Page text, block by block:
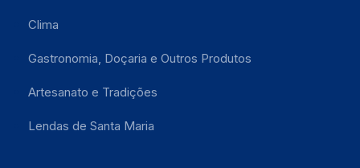
Clima
Gastronomia, Doçaria e Outros Produtos
Artesanato e Tradições
Lendas de Santa Maria